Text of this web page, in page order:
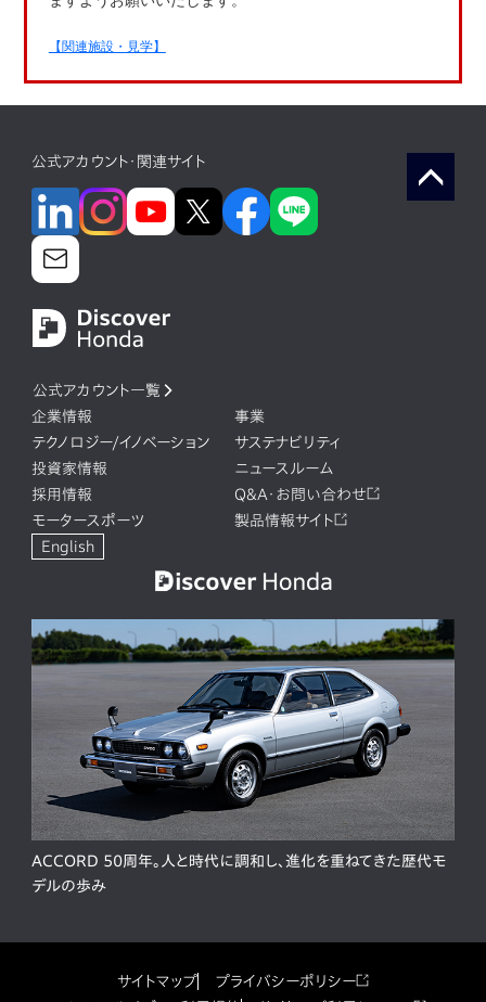
【関連施設・見学】
公式アカウント・関連サイト
公式アカウント一覧
企業情報
事業
テクノロジー/イノベーション
サステナビリティ
投資家情報
ニュースルーム
採用情報
Q&A・お問い合わせ
モータースポーツ
製品情報サイト
English
ACCORD 50周年。人と時代に調和し、進化を重ねてきた歴代モ
デルの歩み
サイトマップ
プライバシーポリシー